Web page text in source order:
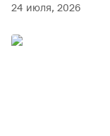
24 июля, 2026